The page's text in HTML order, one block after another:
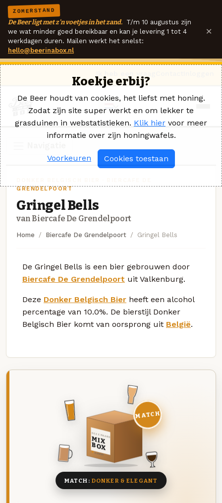
ZOMERSTAND
De Beer ligt met z'n voetjes in het zand. T/m 10 augustus zijn
we wat minder goed bereikbaar en kan je levering 1 tot 4
werkdagen duren. Mailen werkt het snelst:
hello@beerinabox.nl
×
GRENDELPOORT
Gringel Bells
van Biercafe De Grendelpoort
Home Biercafe De Grendelpoort Gringel Bells
De Gringel Bells is een bier gebrouwen door
Biercafe De Grendelpoort uit Valkenburg.
Deze Donker Belgisch Bier heeft een alcohol
percentage van 10.0%. De bierstijl Donker
Belgisch Bier komt van oorsprong uit België.
DEZE MAAND
MIX
BOX
8 BIEREN
MATCH
MATCH: DONKER & ELEGANT
Koekje erbij?
De Beer houdt van cookies, het liefst met honing.
Zodat zijn site super werkt en om lekker te
grasduinen in webstatistieken. Klik hier voor meer
informatie over zijn honingwafels.
Voorkeuren Cookies toestaan